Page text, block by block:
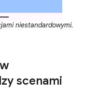
niestandardowymi.
scenami